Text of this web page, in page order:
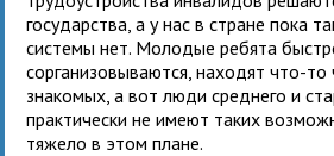
государства, а у нас в стране пока
системы нет. Молодые ребята
сорганизовываются, находят что-то
знакомых, а вот люди среднего и
практически не имеют таких
тяжело в этом плане.